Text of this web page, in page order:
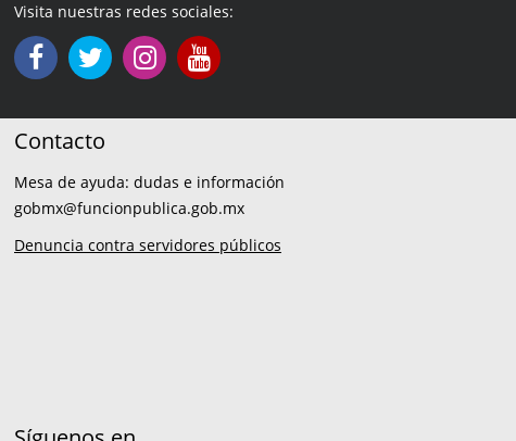
Visita nuestras redes sociales:
Contacto
Mesa de ayuda: dudas e información
gobmx@funcionpublica.gob.mx
Denuncia contra servidores públicos